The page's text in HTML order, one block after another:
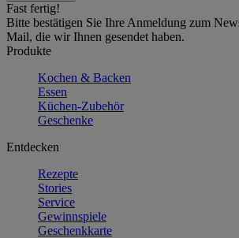
Fast fertig!
Bitte bestätigen Sie Ihre Anmeldung zum
Mail, die wir Ihnen gesendet haben.
Produkte
Kochen & Backen
Essen
Küchen-Zubehör
Geschenke
Entdecken
Rezepte
Stories
Service
Gewinnspiele
Geschenkkarte